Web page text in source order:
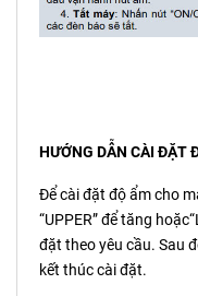
HƯỚNG DẪN CÀI ĐẶT
Để cài đặt độ ẩm cho
“UPPER” để tăng
đặt theo yêu cầu. Sau
kết thúc cài đặt.